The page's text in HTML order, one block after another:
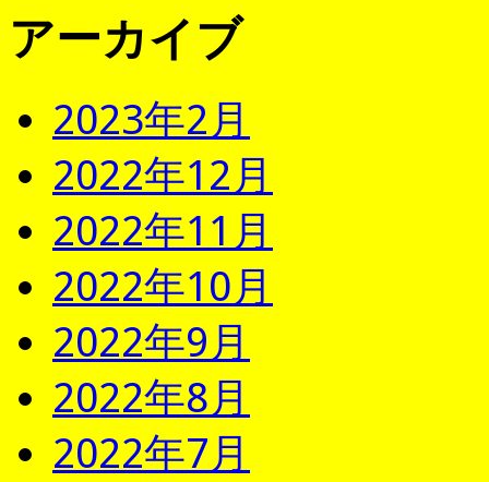
アーカイブ
2023年2月
2022年12月
2022年11月
2022年10月
2022年9月
2022年8月
2022年7月